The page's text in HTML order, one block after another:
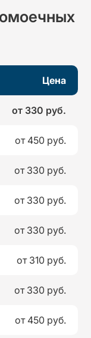
Цена
от 330 руб.
от 450 руб.
от 330 руб.
от 330 руб.
от 330 руб.
от 310 руб.
от 330 руб.
от 450 руб.